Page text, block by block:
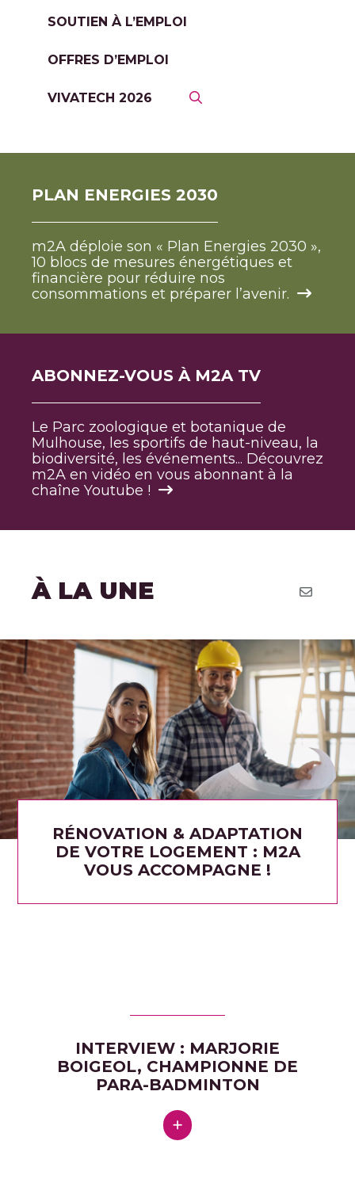
SOUTIEN À L’EMPLOI
OFFRES D’EMPLOI
VIVATECH 2026
PLAN ENERGIES 2030
m2A déploie son « Plan Energies 2030 »,
10 blocs de mesures énergétiques et
financière pour réduire nos
consommations et préparer l’avenir.
ABONNEZ-VOUS À M2A TV
Le Parc zoologique et botanique de
Mulhouse, les sportifs de haut-niveau, la
biodiversité, les événements... Découvrez
m2A en vidéo en vous abonnant à la
chaîne Youtube !
À LA UNE
RÉNOVATION & ADAPTATION
DE VOTRE LOGEMENT : M2A
VOUS ACCOMPAGNE !
INTERVIEW : MARJORIE
BOIGEOL, CHAMPIONNE DE
PARA-BADMINTON